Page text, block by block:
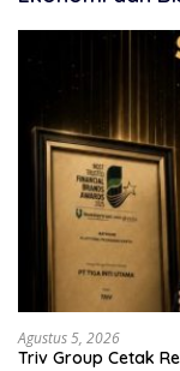
Agustus 5, 2026
Triv Group Cetak